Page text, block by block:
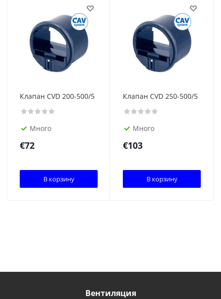
Клапан CVD 200-500/5
Много
€72
В корзину
Клапан CVD 250-500/5
Много
€103
В корзину
Вентиляция